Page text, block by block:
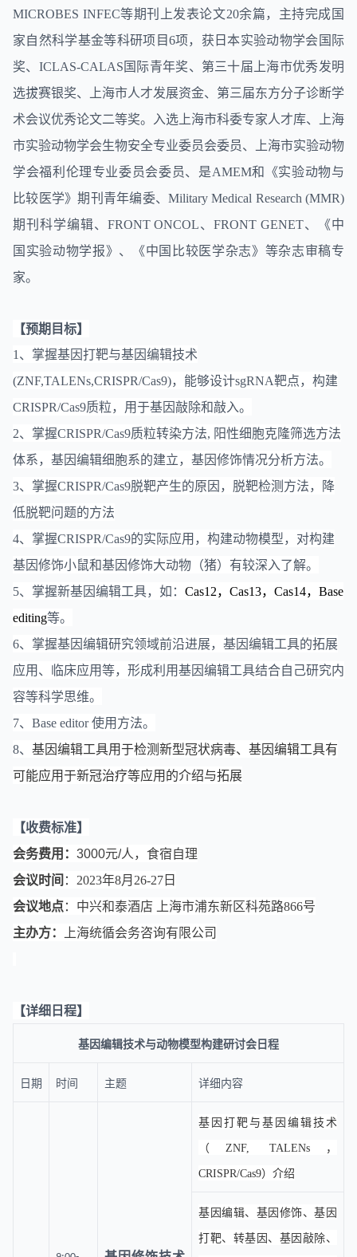
MICROBES INFEC等期刊上发表论文20余篇，主持完成国
家自然科学基金等科研项目6项，获日本实验动物学会国际
奖、ICLAS-CALAS国际青年奖、第三十届上海市优秀发明
选拔赛银奖、上海市人才发展资金、第三届东方分子诊断学
术会议优秀论文二等奖。入选上海市科委专家人才库、上海
市实验动物学会生物安全专业委员会委员、上海市实验动物
学会福利伦理专业委员会委员、是AMEM和《实验动物与
比较医学》期刊青年编委、Military Medical Research (MMR)
期刊科学编辑、FRONT ONCOL、FRONT GENET、《中
国实验动物学报》、《中国比较医学杂志》等杂志审稿专
家。
【预期目标】
1、掌握基因打靶与基因编辑技术
(ZNF,TALENs,CRISPR/Cas9)，能够设计sgRNA靶点，构建
CRISPR/Cas9质粒，用于基因敲除和敲入。
2、掌握CRISPR/Cas9质粒转染方法, 阳性细胞克隆筛选方法
体系，基因编辑细胞系的建立，基因修饰情况分析方法。
3、掌握CRISPR/Cas9脱靶产生的原因，脱靶检测方法，降
低脱靶问题的方法
4、掌握CRISPR/Cas9的实际应用，构建动物模型，对构建
基因修饰小鼠和基因修饰大动物（猪）有较深入了解。
5、掌握新基因编辑工具，如： Cas12，Cas13，Cas14，Base
editing等。
6、掌握基因编辑研究领域前沿进展，基因编辑工具的拓展
应用、临床应用等，形成利用基因编辑工具结合自己研究内
容等科学思维。
7、Base editor 使用方法。
8、 基因编辑工具用于检测新型冠状病毒、基因编辑工具有
可能应用于新冠治疗等应用的介绍与拓展
【收费标准】
会务费用 ： 3000元/人 ， 食宿自理
会议时间 ：2023年8月26-27 日
会议地点： 中兴和泰酒店 上海市浦东新区科苑路866号
主办方：
上海统循会务咨询有限公司
【详细日程】
基因编辑技术与动物模型构建研讨会日程
日期 时间 主题 详细内容
基因打靶与基因编辑技术
（ZNF, TALENs，
CRISPR/Cas9）介绍
基因编辑、基因修饰、基因
打靶、转基因、基因敲除、